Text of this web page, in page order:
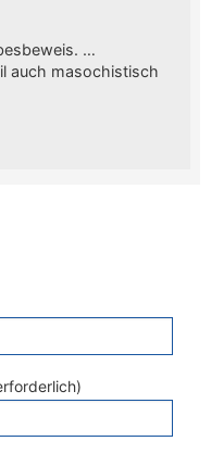
…
auch masochistisch